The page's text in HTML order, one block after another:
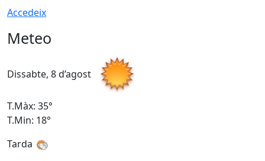
Accedeix
Meteo
Dissabte, 8 d’agost
T.Màx: 35°
T.Min: 18°
Tarda